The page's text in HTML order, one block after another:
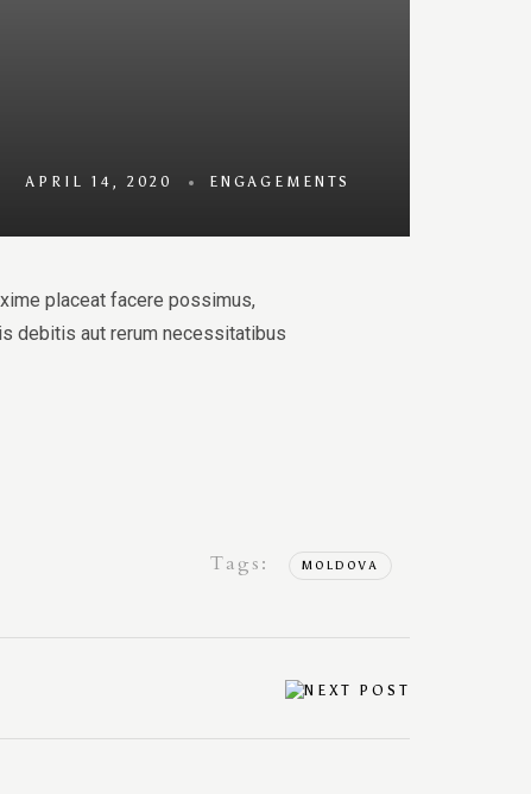
APRIL 14, 2020 ENGAGEMENTS
placeat facere possimus,
debitis aut rerum necessitatibus
Tags: MOLDOVA